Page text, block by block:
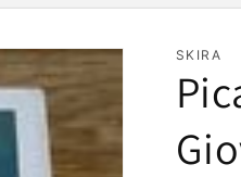
SKIRA